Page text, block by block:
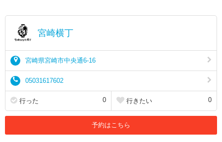
宮崎横丁
宮崎県宮崎市中央通6-16
05031617602
行った 0 行きたい 0
予約はこちら